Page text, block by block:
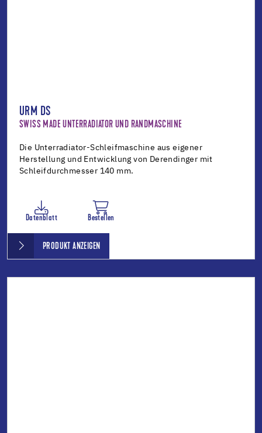
URM DS
SWISS MADE UNTERRADIATOR UND RANDMASCHINE
Die Unterradiator-Schleifmaschine aus eigener
Herstellung und Entwicklung von Derendinger mit
Schleifdurchmesser 140 mm.
Datenblatt Bestellen
PRODUKT ANZEIGEN